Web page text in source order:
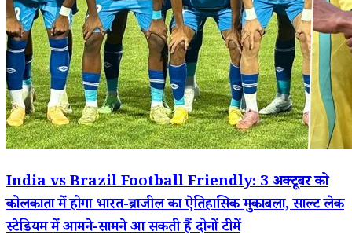
India vs Brazil Football Friendly: 3 अक्टूबर को
कोलकाता में होगा भारत-ब्राजील का ऐतिहासिक मुकाबला, साल्ट लेक
स्टेडियम में आमने-सामने आ सकती हैं दोनों टीमें